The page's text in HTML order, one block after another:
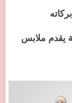
يقدم ملابس